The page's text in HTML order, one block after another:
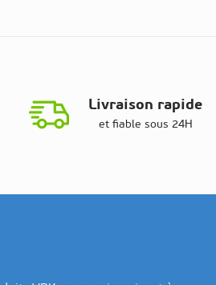
Livraison rapide
et fiable sous 24H